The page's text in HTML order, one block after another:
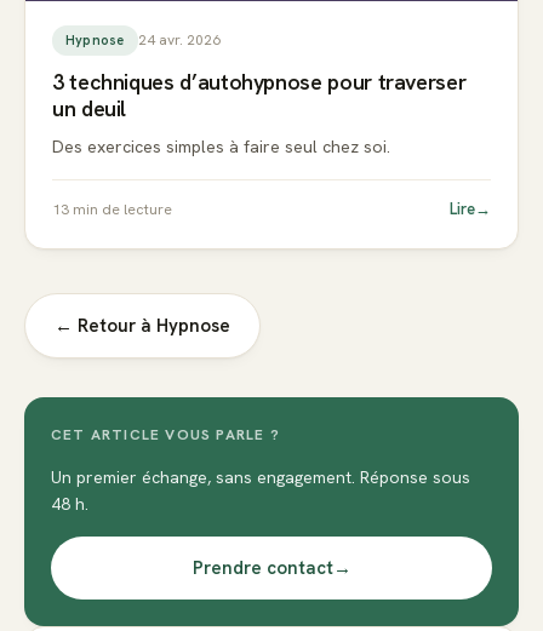
Hypnose 24 avr. 2026
3 techniques d’autohypnose pour traverser
un deuil
Des exercices simples à faire seul chez soi.
13 min de lecture Lire→
← Retour à Hypnose
CET ARTICLE VOUS PARLE ?
Un premier échange, sans engagement. Réponse sous
48 h.
Prendre contact→